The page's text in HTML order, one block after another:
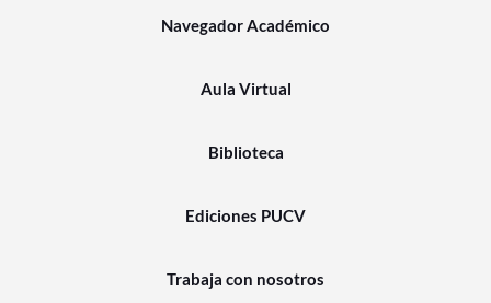
Navegador Académico
Aula Virtual
Biblioteca
Ediciones PUCV
Trabaja con nosotros